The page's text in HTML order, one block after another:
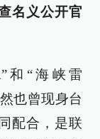
名义公开官
和“海峡雷
也曾现身台
配合，是联